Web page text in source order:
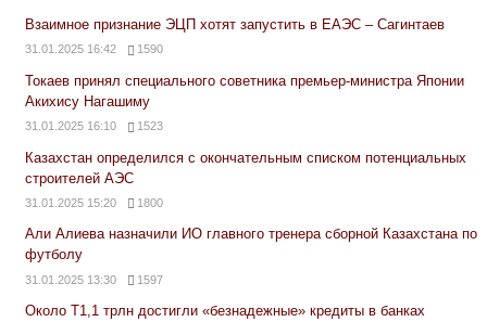
Взаимное признание ЭЦП хотят запустить в ЕАЭС – Сагинтаев
31.01.2025 16:42 1590
Токаев принял специального советника премьер-министра Японии
Акихису Нагашиму
31.01.2025 16:10 1523
Казахстан определился с окончательным списком потенциальных
строителей АЭС
31.01.2025 15:20 1800
Али Алиева назначили ИО главного тренера сборной Казахстана по
футболу
31.01.2025 13:30 1597
Около Т1,1 трлн достигли «безнадежные» кредиты в банках